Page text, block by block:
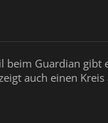
beim Guardian gibt
auch einen